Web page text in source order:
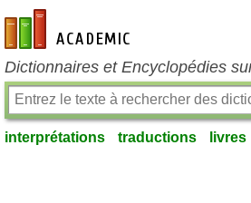
fr-academic.com
Dictionnaires et Encyclopédies
interprétations traductions livres